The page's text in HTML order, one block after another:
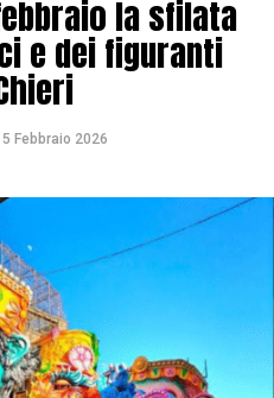
la sfilata
e dei figuranti
5 Febbraio 2026